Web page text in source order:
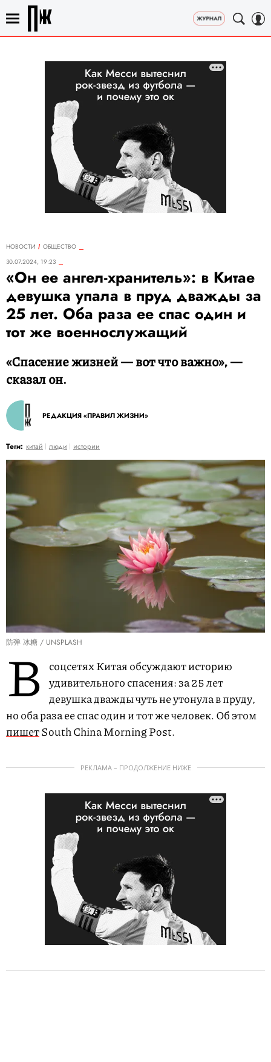
НОВОСТИ
ОБЩЕСТВО
30.07.2024, 19:23
«Он ее ангел-хранитель»: в Китае
девушка упала в пруд дважды за
25 лет. Оба раза ее спас один и
тот же военнослужащий
«Спасение жизней — вот что важно», —
сказал он.
РЕДАКЦИЯ «ПРАВИЛ ЖИЗНИ»
Теги: китай люди истории
防弹 冰糖 / UNSPLASH
В
соцсетях Китая обсуждают историю
удивительного спасения: за 25 лет
девушка дважды чуть не утонула в пруду,
но оба раза ее спас один и тот же человек. Об этом
пишетSouth China Morning Post.
РЕКЛАМА – ПРОДОЛЖЕНИЕ НИЖЕ